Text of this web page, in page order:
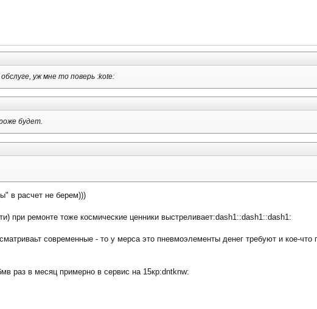
уж мне то поверь :kote:
будет.
в расчет не берем)))
при ремонте тоже космические ценники выстреливает:dash1::dash1::dash1:
современные - то у мерса это пневмоэлементы денег требуют и кое-что
раз в месяц примерно в сервис на 15кр:dntknw: